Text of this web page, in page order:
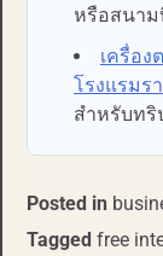
หรือสนา
เครื่อ
โรงแรมร
สำหรับทริ
Posted in
Tagged free